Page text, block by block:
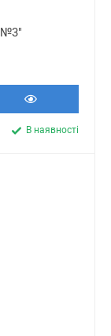
№3"
В наявності